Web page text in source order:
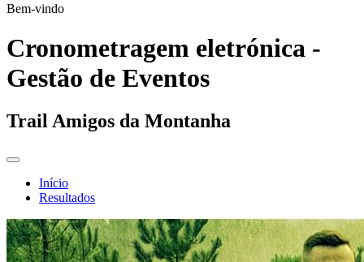
Bem-vindo
Cronometragem eletrónica -
Gestão de Eventos
Trail Amigos da Montanha
Início
Resultados